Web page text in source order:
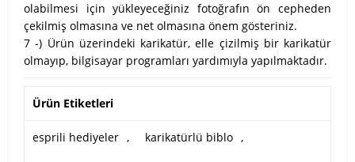
olabilmesi için yükleyeceğiniz fotoğrafın ön cepheden
çekilmiş olmasına ve net olmasına önem gösteriniz.
7 -) Ürün üzerindeki karikatür, elle çizilmiş bir karikatür
olmayıp, bilgisayar programları yardımıyla yapılmaktadır.
Ürün Etiketleri
esprili hediyeler , karikatürlü biblo ,